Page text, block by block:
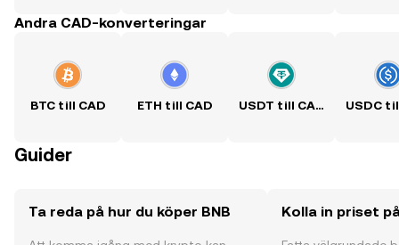
Andra CAD-konverteringar
BTC till CAD ETH till CAD USDT till CAD
Guider
Ta reda på hur du köper BNB Kolla in priset